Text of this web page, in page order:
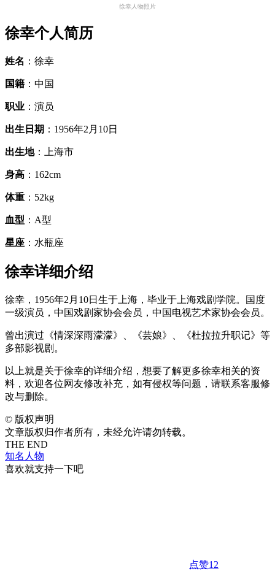
徐幸人物照片
徐幸个人简历
姓名 ：徐幸
国籍 ：中国
职业 ：演员
出生日期 ：1956年2月10日
出生地：上海市
身高 ：162cm
体重 ：52kg
血型 ：A型
星座 ：水瓶座
徐幸详细介绍
徐幸，1956年2月10日生于上海，毕业于上海戏剧学院。国度
一级演员，中国戏剧家协会会员，中国电视艺术家协会会员。
曾出演过《情深深雨濛濛》、《芸娘》、《杜拉拉升职记》等
多部影视剧。
以上就是关于徐幸的详细介绍，想要了解更多徐幸相关的资
料，欢迎各位网友修改补充，如有侵权等问题，请联系客服修
改与删除。
© 版权声明
文章版权归作者所有，未经允许请勿转载。
THE END
知名人物
喜欢就支持一下吧
点赞12